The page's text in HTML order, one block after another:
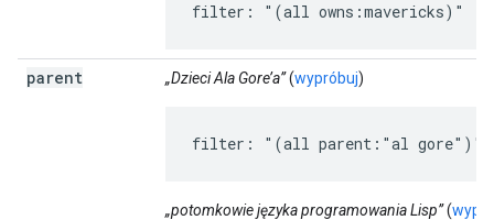
filter: "(all owns:mavericks)"
parent „Dzieci Ala Gore’a”(wypróbuj)
filter: "(all parent:"al gore")"
„potomkowie języka programowania Lisp”(